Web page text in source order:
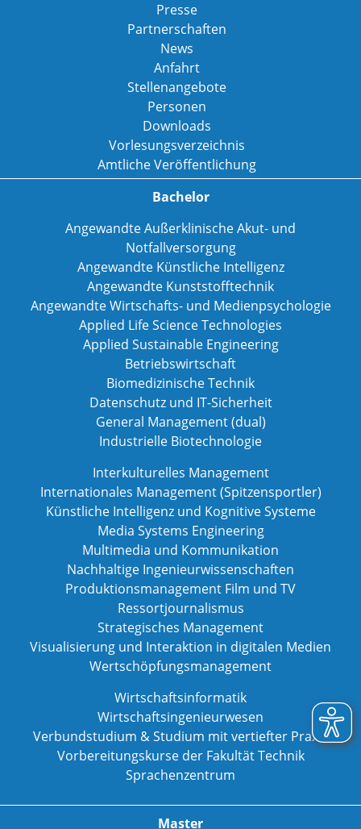
Presse
Partnerschaften
News
Anfahrt
Stellenangebote
Personen
Downloads
Vorlesungsverzeichnis
Amtliche Veröffentlichung
Bachelor
Angewandte Außerklinische Akut- und
Notfallversorgung
Angewandte Künstliche Intelligenz
Angewandte Kunststofftechnik
Angewandte Wirtschafts- und Medienpsychologie
Applied Life Science Technologies
Applied Sustainable Engineering
Betriebswirtschaft
Biomedizinische Technik
Datenschutz und IT-Sicherheit
General Management (dual)
Industrielle Biotechnologie
Interkulturelles Management
Internationales Management (Spitzensportler)
Künstliche Intelligenz und Kognitive Systeme
Media Systems Engineering
Multimedia und Kommunikation
Nachhaltige Ingenieurwissenschaften
Produktionsmanagement Film und TV
Ressortjournalismus
Strategisches Management
Visualisierung und Interaktion in digitalen Medien
Wertschöpfungsmanagement
Wirtschaftsinformatik
Wirtschaftsingenieurwesen
Verbundstudium & Studium mit vertiefter Praxis
Vorbereitungskurse der Fakultät Technik
Sprachenzentrum
Master